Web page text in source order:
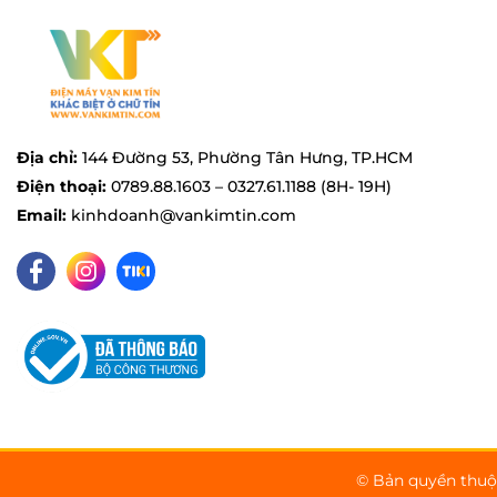
Máy xay, ép, trộn
Bàn ủi hơi nước đứng
Nồi chiên không dầu
Địa chỉ: 144 Đường 53, Phường Tân Hưng, TP.HCM
Điện thoại: 0789.88.1603 – 0327.61.1188 (8H- 19H)
Email: kinhdoanh@vankimtin.com
© Bản quyền